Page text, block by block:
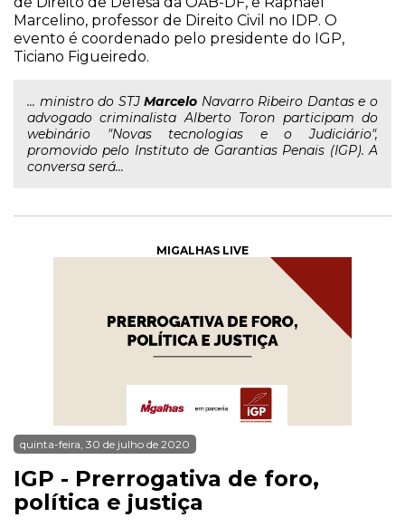
Marcelino, professor de Direito Civil no IDP. O
evento é coordenado pelo presidente do IGP,
Ticiano Figueiredo.
... ministro do STJMarcelo Navarro Ribeiro Dantas e o
advogado criminalista Alberto Toron participam do
webinário "Novas tecnologias e o Judiciário",
promovido pelo Instituto de Garantias Penais (IGP). A
conversa será...
MIGALHAS LIVE
quinta-feira, 30 de julho de 2020
IGP - Prerrogativa de foro,
política e justiça